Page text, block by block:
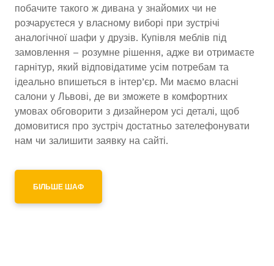
побачите такого ж дивана у знайомих чи не
розчаруєтеся у власному виборі при зустрічі
аналогічної шафи у друзів. Купівля меблів під
замовлення – розумне рішення, адже ви отримаєте
гарнітур, який відповідатиме усім потребам та
ідеально впишеться в інтер’єр. Ми маємо власні
салони у Львові, де ви зможете в комфортних
умовах обговорити з дизайнером усі деталі, щоб
домовитися про зустріч достатньо зателефонувати
нам чи залишити заявку на сайті.
БІЛЬШЕ ШАФ